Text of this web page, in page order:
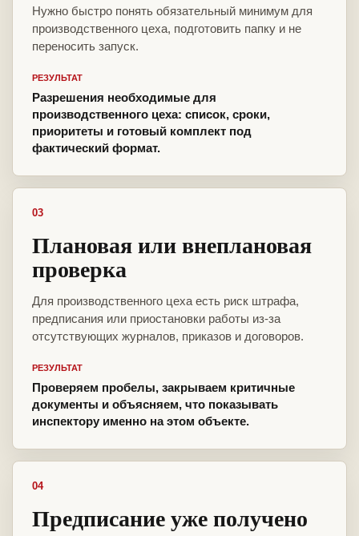
Нужно быстро понять обязательный минимум для
производственного цеха, подготовить папку и не
переносить запуск.
РЕЗУЛЬТАТ
Разрешения необходимые для
производственного цеха: список, сроки,
приоритеты и готовый комплект под
фактический формат.
03
Плановая или внеплановая
проверка
Для производственного цеха есть риск штрафа,
предписания или приостановки работы из-за
отсутствующих журналов, приказов и договоров.
РЕЗУЛЬТАТ
Проверяем пробелы, закрываем критичные
документы и объясняем, что показывать
инспектору именно на этом объекте.
04
Предписание уже получено